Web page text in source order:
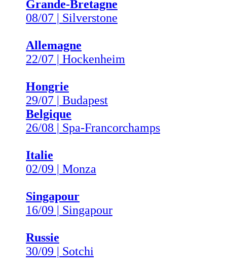
Grande-Bretagne
08/07 | Silverstone
Allemagne
22/07 | Hockenheim
Hongrie
29/07 | Budapest
Belgique
26/08 | Spa-Francorchamps
Italie
02/09 | Monza
Singapour
16/09 | Singapour
Russie
30/09 | Sotchi